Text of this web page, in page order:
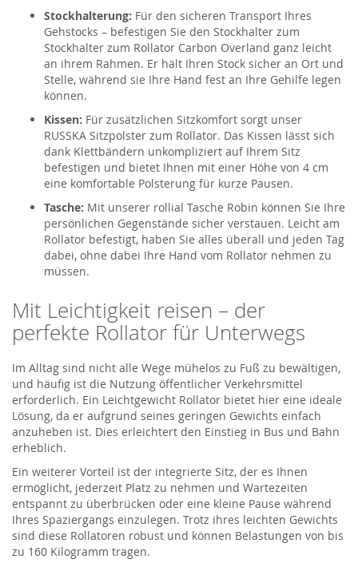
Stockhalterung: Für den sicheren Transport Ihres
Gehstocks – befestigen Sie den Stockhalter zum
Stockhalter zum Rollator Carbon Overland ganz leicht
an ihrem Rahmen. Er hält Ihren Stock sicher an Ort und
Stelle, während sie Ihre Hand fest an Ihre Gehilfe legen
können.
Kissen: Für zusätzlichen Sitzkomfort sorgt unser
RUSSKA Sitzpolster zum Rollator. Das Kissen lässt sich
dank Klettbändern unkompliziert auf Ihrem Sitz
befestigen und bietet Ihnen mit einer Höhe von 4 cm
eine komfortable Polsterung für kurze Pausen.
Tasche: Mit unserer rollial Tasche Robin können Sie Ihre
persönlichen Gegenstände sicher verstauen. Leicht am
Rollator befestigt, haben Sie alles überall und jeden Tag
dabei, ohne dabei Ihre Hand vom Rollator nehmen zu
müssen.
Mit Leichtigkeit reisen – der
perfekte Rollator für Unterwegs
Im Alltag sind nicht alle Wege mühelos zu Fuß zu bewältigen,
und häufig ist die Nutzung öffentlicher Verkehrsmittel
erforderlich. Ein Leichtgewicht Rollator bietet hier eine ideale
Lösung, da er aufgrund seines geringen Gewichts einfach
anzuheben ist. Dies erleichtert den Einstieg in Bus und Bahn
erheblich.
Ein weiterer Vorteil ist der integrierte Sitz, der es Ihnen
ermöglicht, jederzeit Platz zu nehmen und Wartezeiten
entspannt zu überbrücken oder eine kleine Pause während
Ihres Spaziergangs einzulegen. Trotz ihres leichten Gewichts
sind diese Rollatoren robust und können Belastungen von bis
zu 160 Kilogramm tragen.